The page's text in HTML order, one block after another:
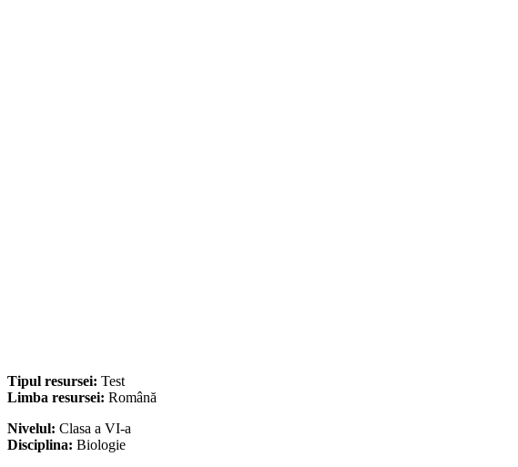
Tipul resursei: Test
Limba resursei: Română
Nivelul: Clasa a VI-a
Disciplina: Biologie